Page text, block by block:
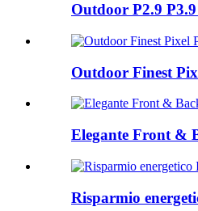
Outdoor P2.9
Outdoor Finest
Elegante Front &
Risparmio